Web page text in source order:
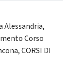
Alessandria,
Corso
,CORSI DI